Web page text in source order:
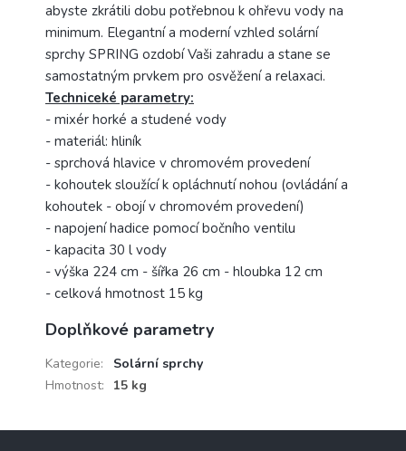
abyste zkrátili dobu potřebnou k ohřevu vody na
minimum. Elegantní a moderní vzhled solární
sprchy SPRING ozdobí Vaši zahradu a stane se
samostatným prvkem pro osvěžení a relaxaci.
Techniceké parametry:
- mixér horké a studené vody
- materiál: hliník
- sprchová hlavice v chromovém provedení
- kohoutek sloužící k opláchnutí nohou (ovládání a
kohoutek - obojí v chromovém provedení)
- napojení hadice pomocí bočního ventilu
- kapacita 30 l vody
- výška 224 cm - šířka 26 cm - hloubka 12 cm
- celková hmotnost 15 kg
Doplňkové parametry
Kategorie:
Solární sprchy
Hmotnost: 15 kg